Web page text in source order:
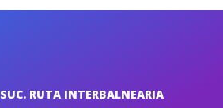
SUC. RUTA INTERBALNEARIA